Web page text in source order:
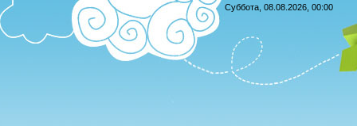
Суббота, 08.08.2026, 00:00